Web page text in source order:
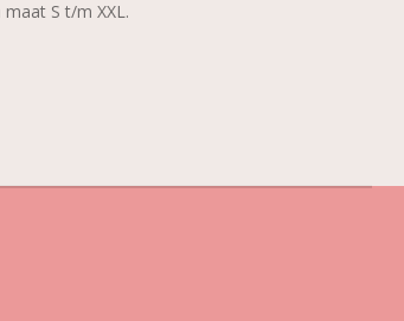
S t/m XXL.